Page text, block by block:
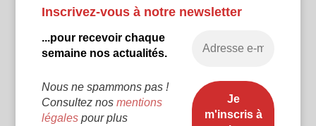
Inscrivez-vous à notre newsletter
...pour recevoir chaque
semaine nos actualités.
Nous ne spammons pas !
Consultez nos mentions
légalespour plus